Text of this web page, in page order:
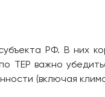
РФ. В них
ТЕР важно
(включая